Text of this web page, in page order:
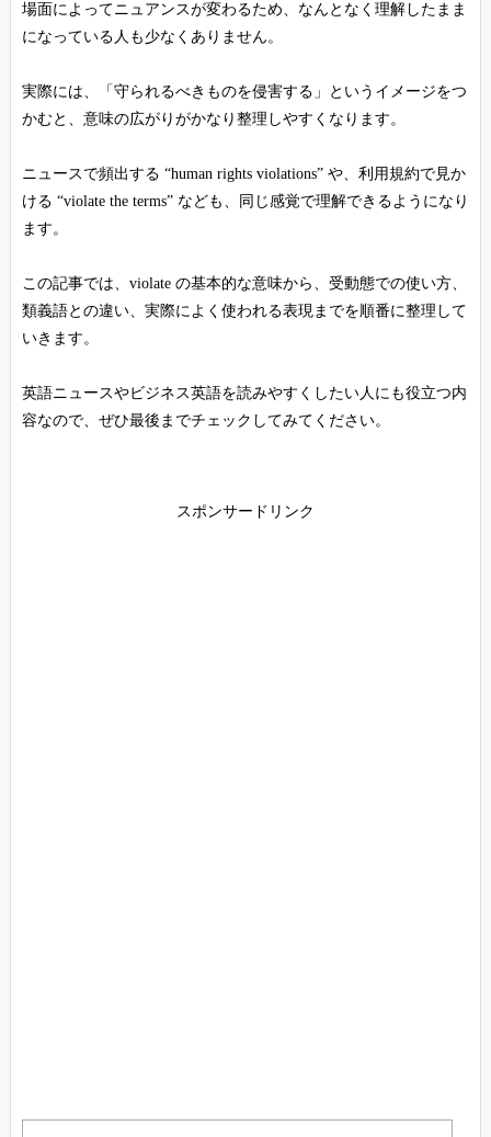
場面によってニュアンスが変わるため、なんとなく理解したまま
になっている人も少なくありません。
実際には、「守られるべきものを侵害する」というイメージをつ
かむと、意味の広がりがかなり整理しやすくなります。
ニュースで頻出する “human rights violations” や、利用規約で見か
ける “violate the terms” なども、同じ感覚で理解できるようになり
ます。
この記事では、violate の基本的な意味から、受動態での使い方、
類義語との違い、実際によく使われる表現までを順番に整理して
いきます。
英語ニュースやビジネス英語を読みやすくしたい人にも役立つ内
容なので、ぜひ最後までチェックしてみてください。
スポンサードリンク